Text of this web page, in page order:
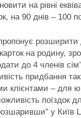
на рівні
на 90 днів – 100
розширити
на родину,
до 4 членів
придбання
клієнтами – для
поїздок
у